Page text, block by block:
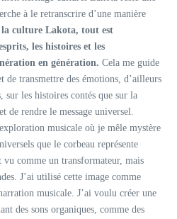
à le retranscrire d’une manière
la culture Lakota, tout est
les histoires et les
en génération. Cela me guide
de transmettre des émotions, d’ailleurs
sur les histoires contés que sur la
de rendre le message universel.
musicale où je mêle mystère
que le corbeau représente
vu comme un transformateur, mais
J’ai utilisé cette image comme
musicale. J’ai voulu créer une
des sons organiques, comme des